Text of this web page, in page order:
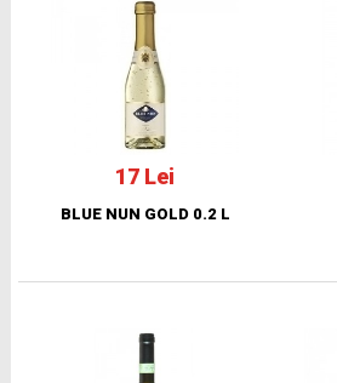
17 Lei
BLUE NUN GOLD 0.2 L